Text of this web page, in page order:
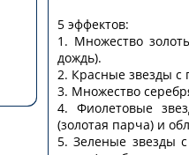
5 эффектов:
1 . Множество
дождь).
2. Красные звезды с
3. Множество
4. Фиолетовые
(золотая парча) и
5. Зеленые звезды